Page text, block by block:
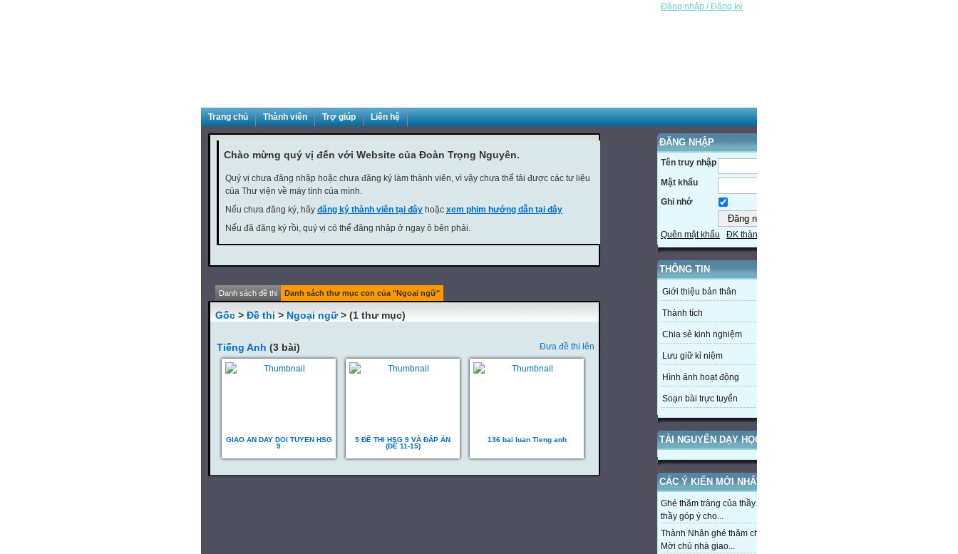
Đăng nhập / Đăng ký
Trang chủ Thành viên Trợ giúp Liên hệ
ĐĂNG NHẬP
Tên truy nhập
Mật khẩu
Ghi nhớ
Quên mật khẩu ĐK thành viên
THÔNG TIN
Giới thiệu bản thân
Thành tích
Chia sẻ kinh nghiệm
Lưu giữ kỉ niệm
Hình ảnh hoạt động
Soạn bài trực tuyến
TÀI NGUYÊN DẠY HỌC
CÁC Ý KIẾN MỚI NHẤT
Ghé thăm tràng của thầy. Mong
thầy góp ý cho...
Thành Nhân ghé thăm chủ nhà,
Mời chủ nhà giao...
Chào mừng quý vị đến với Website của Đoàn Trọng Nguyên.
Quý vị chưa đăng nhập hoặc chưa đăng ký làm thành viên, vì vậy chưa thể tải được các tư liệu
của Thư viện về máy tính của mình.
Nếu chưa đăng ký, hãy đăng ký thành viên tại đây hoặc xem phim hướng dẫn tại đây
Nếu đã đăng ký rồi, quý vị có thể đăng nhập ở ngay ô bên phải.
Danh sách đề thi Danh sách thư mục con của "Ngoại ngữ"
Gốc > Đề thi > Ngoại ngữ> (1 thư mục)
Đưa đề thi lên
Tiếng Anh (3 bài)
GIAO AN DAY DOI TUYEN HSG
9
5 ĐỀ THI HSG 9 VÀ ĐÁP ÁN
(ĐỀ 11-15)
136 bai luan Tieng anh